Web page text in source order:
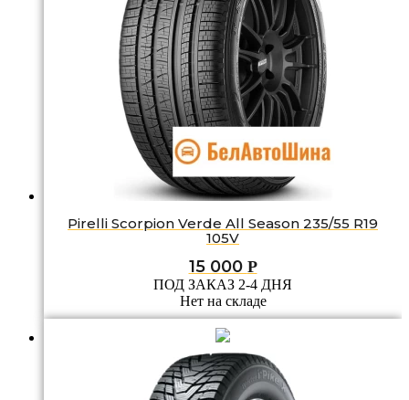
Pirelli Scorpion Verde All Season 235/55 R19
105V
15 000 Р
ПОД ЗАКАЗ 2-4 ДНЯ
Нет на складе